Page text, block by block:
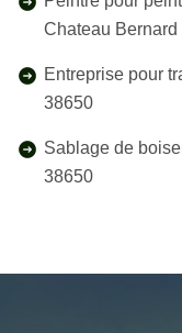
Chateau Bernard
Entreprise pour
38650
Sablage de
38650